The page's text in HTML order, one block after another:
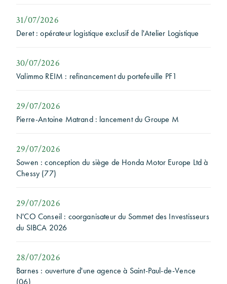
31/07/2026
Deret : opérateur logistique exclusif de l'Atelier Logistique
30/07/2026
Valimmo REIM : refinancement du portefeuille PF1
29/07/2026
Pierre-Antoine Matrand : lancement du Groupe M
29/07/2026
Sowen : conception du siège de Honda Motor Europe Ltd à
Chessy (77)
29/07/2026
N'CO Conseil : coorganisateur du Sommet des Investisseurs
du SIBCA 2026
28/07/2026
Barnes : ouverture d'une agence à Saint-Paul-de-Vence
(06)